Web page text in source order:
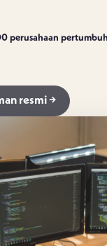
perusahaan
resmi →